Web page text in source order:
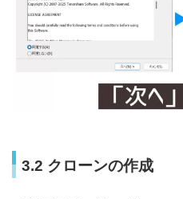
3.2 クローンの作成